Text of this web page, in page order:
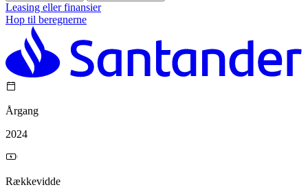
Leasing eller finansier
Hop til beregnerne
Årgang
2024
Rækkevidde